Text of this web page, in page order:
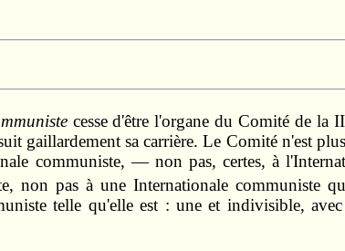
cesse d'être l'organe du Comité de la
gaillardement sa carrière. Le Comité n'est
communiste, — non pas, certes, à
non pas à une Internationale communiste
telle qu'elle est : une et indivisible,